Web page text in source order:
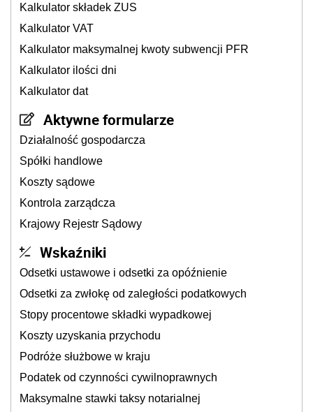
Kalkulator składek ZUS
Kalkulator VAT
Kalkulator maksymalnej kwoty subwencji PFR
Kalkulator ilości dni
Kalkulator dat
Aktywne formularze
Działalność gospodarcza
Spółki handlowe
Koszty sądowe
Kontrola zarządcza
Krajowy Rejestr Sądowy
Wskaźniki
Odsetki ustawowe i odsetki za opóźnienie
Odsetki za zwłokę od zaległości podatkowych
Stopy procentowe składki wypadkowej
Koszty uzyskania przychodu
Podróże służbowe w kraju
Podatek od czynności cywilnoprawnych
Maksymalne stawki taksy notarialnej